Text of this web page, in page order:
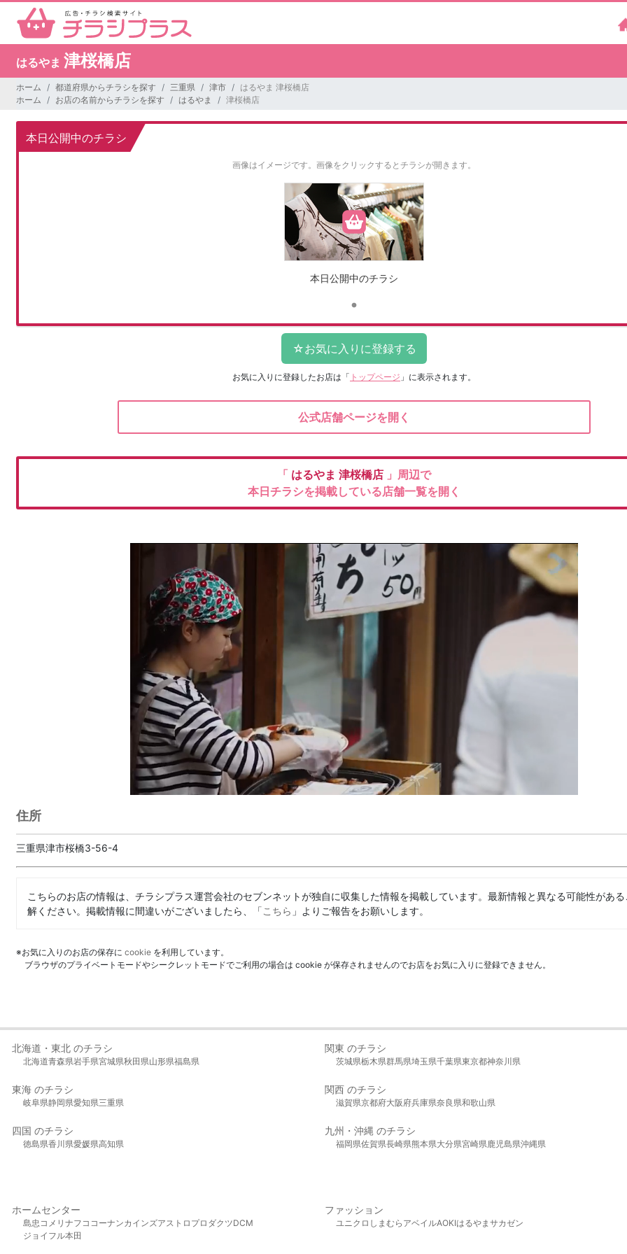
はるやま 津桜橋店
ホーム 都道府県からチラシを探す 三重県 津市
はるやま 津桜橋店
ホーム
お店の名前からチラシを探す はるやま 津桜橋店
本日公開中のチラシ
画像はイメージです。 画像をクリックするとチラシが開きます。
本日公開中のチラシ
お気に入りに登録したお店は 「 トップページ 」に表示されます。
公式店舗ページを開く
「 はるやま 津桜橋店 」周辺で
本日チラシを掲載している店舗一覧を開く
住所
三重県津市桜橋3-56-4
こちらのお店の情報は、チラシプラス運営会社のセブンネットが独自に収集した情報を掲載しています。最新情報と異なる可能性があ
解ください。掲載情報に間違いがございましたら、「こちら 」よりご報告をお願いします。
※お気に入りのお店の保存に cookie を利用しています。
ブラウザのプライベートモードやシークレットモードでご利用の場合は cookie が保存されませんのでお店をお気に入りに登録できません。
北海道・東北 のチラシ
北海道青森県岩手県宮城県秋田県山形県福島県
関東 のチラシ
茨城県栃木県群馬県埼玉県千葉県東京都神奈川県
東海 のチラシ
岐阜県静岡県愛知県三重県
関西 のチラシ
滋賀県京都府大阪府兵庫県奈良県和歌山県
四国 のチラシ
徳島県香川県愛媛県高知県
九州・沖縄 のチラシ
福岡県佐賀県長崎県熊本県大分県宮崎県鹿児島県沖縄県
ホームセンター
島忠 コメリ ナフコ コーナンカインズアストロプロダクツDCM
ジョイフル本田
ファッション
ユニクロ しまむら アベイルAOKIはるやま サカゼン